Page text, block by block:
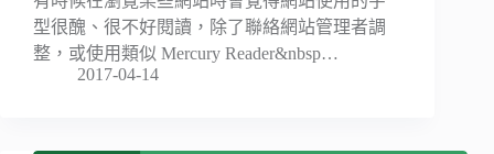
型很醜、很不好閱讀，除了聯絡網站管理者調
整，或使用類似 Mercury Reader&nbsp…
2017-04-14